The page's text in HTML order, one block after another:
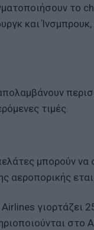
το
και
τιμές.
μπορούν
αεροπορικής
γιορτάζει